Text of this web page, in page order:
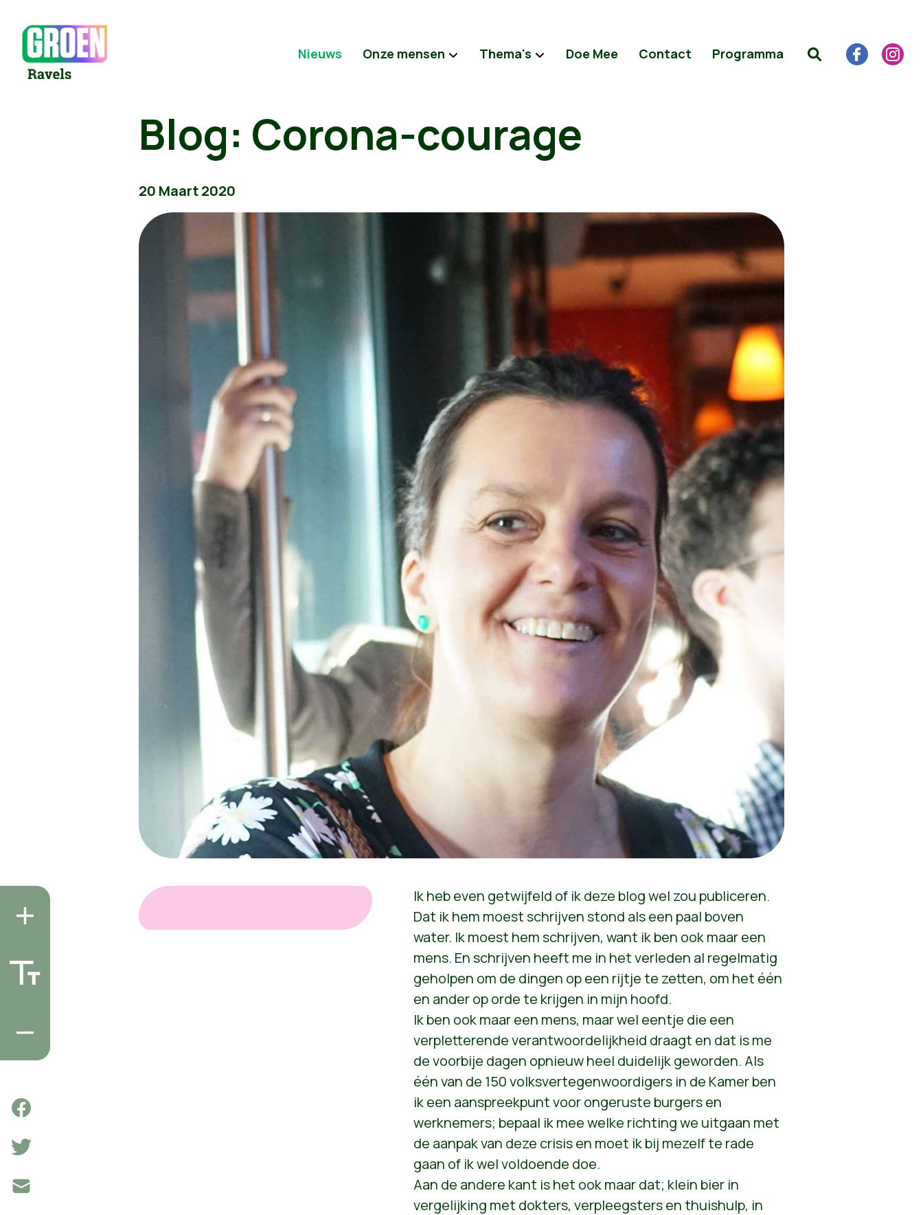
Nieuws Onze mensen Thema's Doe Mee Contact Programma
Blog: Corona-courage
20 Maart 2020
Ik heb even getwijfeld of ik deze blog wel zou publiceren.
Dat ik hem moest schrijven stond als een paal boven
water. Ik moest hem schrijven, want ik ben ook maar een
mens. En schrijven heeft me in het verleden al regelmatig
geholpen om de dingen op een rijtje te zetten, om het één
en ander op orde te krijgen in mijn hoofd.
Ik ben ook maar een mens, maar wel eentje die een
verpletterende verantwoordelijkheid draagt en dat is me
de voorbije dagen opnieuw heel duidelijk geworden. Als
één van de 150 volksvertegenwoordigers in de Kamer ben
ik een aanspreekpunt voor ongeruste burgers en
werknemers; bepaal ik mee welke richting we uitgaan met
de aanpak van deze crisis en moet ik bij mezelf te rade
gaan of ik wel voldoende doe.
Aan de andere kant is het ook maar dat; klein bier in
vergelijking met dokters, verpleegsters en thuishulp, in